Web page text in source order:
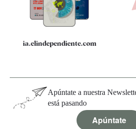
Especificaciones
ia.elindependiente.com
Apúntate a nuestra
está pasando
Apúntate